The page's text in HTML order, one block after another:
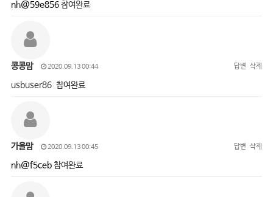
nh@59e856참여완료
콩콩맘 2020.09.13 00:44 답변 삭제
usbuser86 참여완료
가을맘 2020.09.13 00:45 답변 삭제
nh@f5ceb참여완료